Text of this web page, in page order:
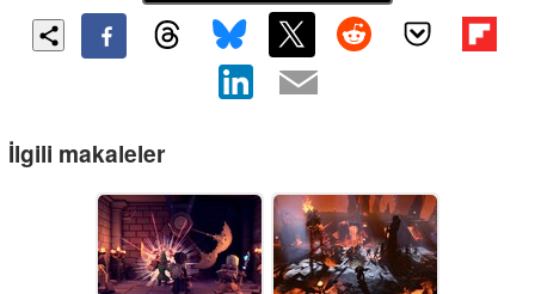
İlgili makaleler